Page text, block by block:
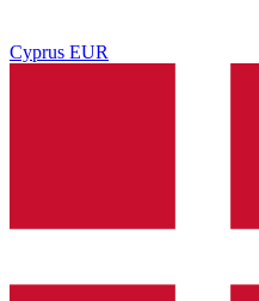
Cyprus EUR